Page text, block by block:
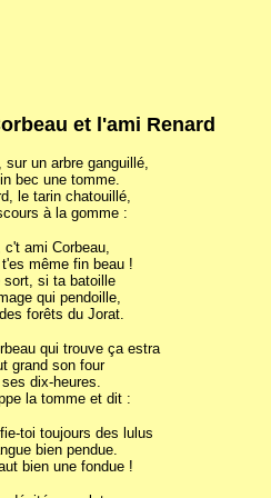
et l'ami Renard
sur un arbre ganguillé,
bec une tomme.
le tarin chatouillé,
à la gomme :
c't ami Corbeau,
même fin beau !
sort, si ta batoille
qui pendoille,
forêts du Jorat.
qui trouve ça estra
grand son four
dix-heures.
la tomme et dit :
toi toujours des lulus
bien pendue.
bien une fondue !